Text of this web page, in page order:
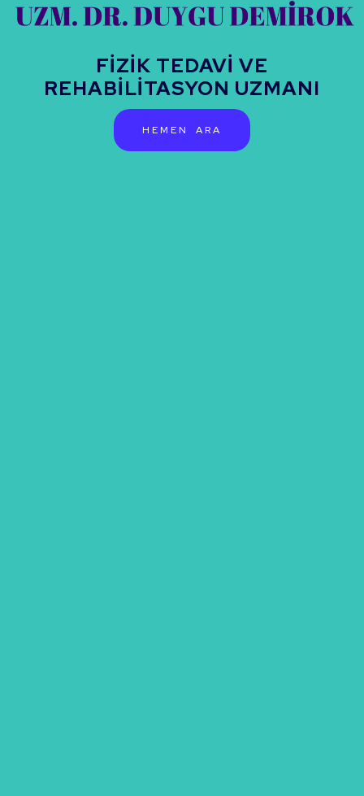
FİZİK TEDAVİ VE
REHABİLİTASYON UZMANI
HEMEN ARA